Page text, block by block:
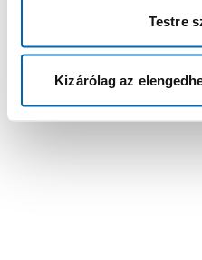
Testre
Kizárólag az